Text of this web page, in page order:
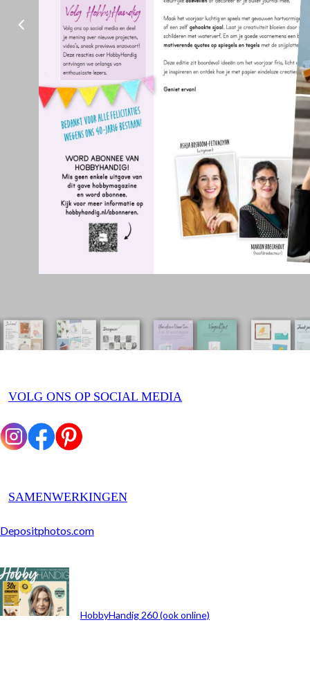
VOLG ONS OP SOCIAL MEDIA
SAMENWERKINGEN
Depositphotos.com
ARCHIEF
HobbyHandig 260 (ook online)